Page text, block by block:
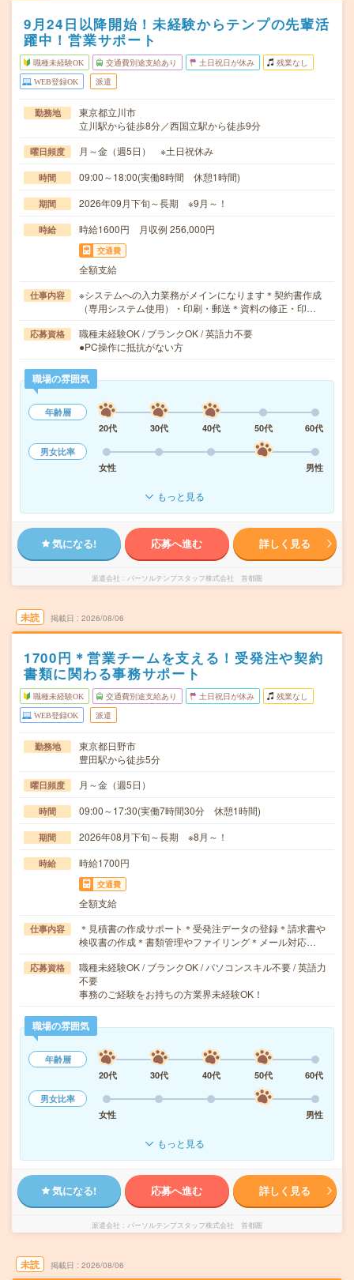
9月24日以降開始！未経験からテンプの先輩活
躍中！営業サポート
職種未経験OK 交通費別途支給あり 土日祝日が休み 残業なし
WEB登録OK 派遣
勤務地
東京都立川市
立川駅から徒歩8分／西国立駅から徒歩9分
曜日頻度 月～金（週5日） ※土日祝休み
時間 09:00～18:00(実働8時間 休憩1時間)
期間 2026年09月下旬～長期 ※9月～！
時給 時給1600円 月収例 256,000円
交通費
全額支給
仕事内容
※システムへの入力業務がメインになります＊契約書作成
（専用システム使用）・印刷・郵送＊資料の修正・印…
応募資格
職種未経験OK / ブランクOK / 英語力不要
●PC操作に抵抗がない方
職場の雰囲気
年齢層
20代
30代 40代 50代
60代
男女比率
女性
男性
もっと見る
気になる! 応募へ進む 詳しく見る
派遣会社 パーソルテンプスタッフ株式会社 首都圏
未読 掲載日 2026/08/06
1700円＊営業チームを支える！受発注や契約
書類に関わる事務サポート
職種未経験OK 交通費別途支給あり 土日祝日が休み 残業なし
WEB登録OK 派遣
勤務地
東京都日野市
豊田駅から徒歩5分
曜日頻度 月～金（週5日）
時間 09:00～17:30(実働7時間30分 休憩1時間)
期間 2026年08月下旬～長期 ※8月～！
時給 時給1700円
交通費
全額支給
仕事内容
＊見積書の作成サポート＊受発注データの登録＊請求書や
検収書の作成＊書類管理やファイリング＊メール対応…
応募資格
職種未経験OK / ブランクOK / パソコンスキル不要 / 英語力
不要
事務のご経験をお持ちの方業界未経験OK！
職場の雰囲気
年齢層
20代
30代 40代 50代
60代
男女比率
女性
男性
もっと見る
気になる! 応募へ進む 詳しく見る
派遣会社 パーソルテンプスタッフ株式会社 首都圏
未読 掲載日 2026/08/06